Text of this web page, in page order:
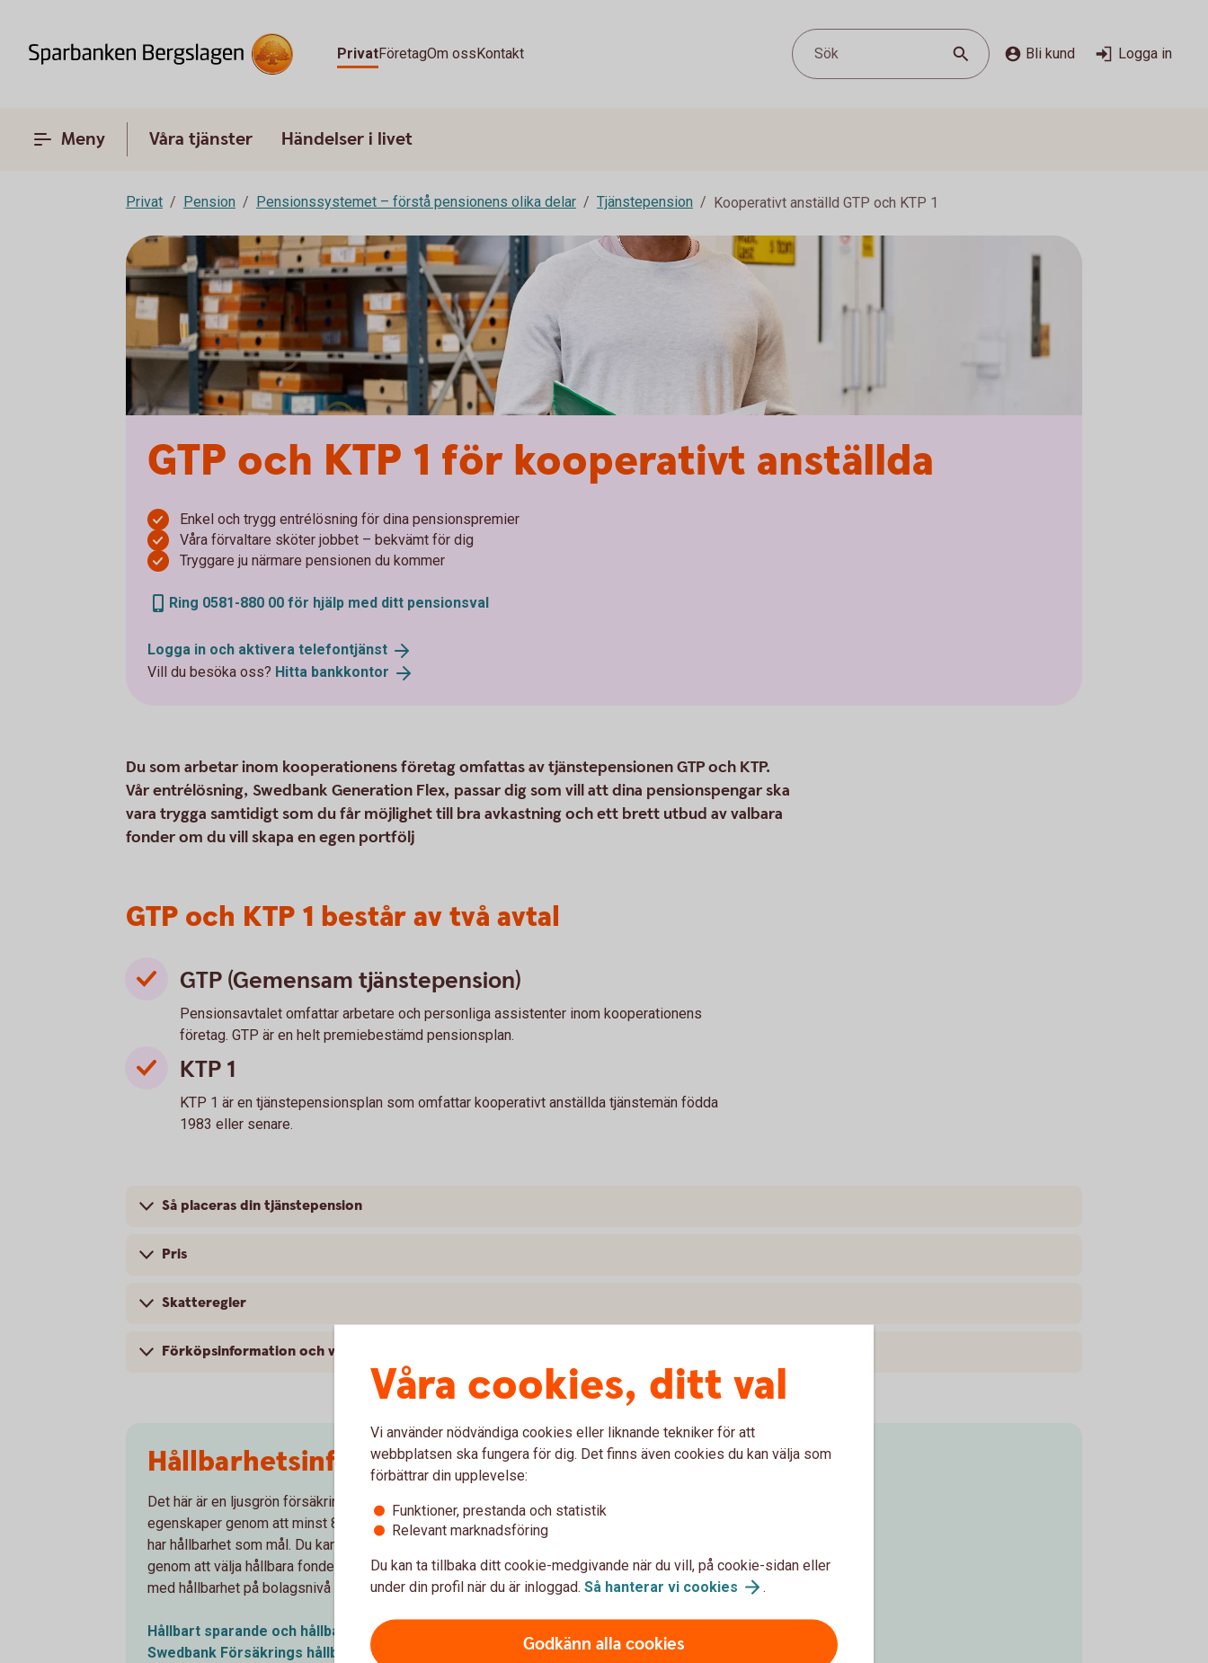
PrivatFöretagOm ossKontakt Sök Bli kund Logga in
Meny Våra tjänster Händelser i livet
Privat Pension Pensionssystemet – förstå pensionens olika delar Tjänstepension Kooperativt anställd GTP och KTP 1
GTP och KTP 1 för kooperativt anställda
Enkel och trygg entrélösning för dina pensionspremier
Våra förvaltare sköter jobbet – bekvämt för dig
Tryggare ju närmare pensionen du kommer
Ring 0581-880 00 för hjälp med ditt pensionsval
Logga in och aktivera telefontjänst
Vill du besöka oss? Hitta bankkontor
Du som arbetar inom kooperationens företag omfattas av tjänstepensionen GTP och KTP.
Vår entrélösning, Swedbank Generation Flex, passar dig som vill att dina pensionspengar ska
vara trygga samtidigt som du får möjlighet till bra avkastning och ett brett utbud av valbara
fonder om du vill skapa en egen portfölj
GTP och KTP 1 består av två avtal
GTP (Gemensam tjänstepension)
Pensionsavtalet omfattar arbetare och personliga assistenter inom kooperationens
företag. GTP är en helt premiebestämd pensionsplan.
KTP 1
KTP 1 är en tjänstepensionsplan som omfattar kooperativt anställda tjänstemän födda
1983 eller senare.
Så placeras din tjänstepension
Pris
Skatteregler
Förköpsinformation och villkor
Hållbarhetsinformation
Det här är en ljusgrön försäkringsprodukt som främjar miljörelaterade eller sociala
egenskaper genom att minst 80 % av fonderna beaktar någon av dessa egenskaper eller
har hållbarhet som mål. Du kan själv påverka graden av hållbarhet i dina investeringar
genom att välja hållbara fonder. Läs mer om det och hur Swedbank Försäkring arbetar
med hållbarhet på bolagsnivå samt i sina kapital- och pensionsförsäkringar nedan.
Hållbart sparande och hållbara
fonder
Swedbank Försäkrings hållbarhetsarbete
Våra cookies, ditt val
Vi använder nödvändiga cookies eller liknande tekniker för att
webbplatsen ska fungera för dig. Det finns även cookies du kan välja som
förbättrar din upplevelse:
Funktioner, prestanda och statistik
Relevant marknadsföring
Du kan ta tillbaka ditt cookie-medgivande när du vill, på cookie-sidan eller
under din profil när du är inloggad. Så hanterar vi cookies .
Godkänn alla cookies